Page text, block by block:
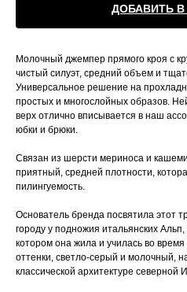
ДОБАВИТЬ В
Молочный джемпер прямого кроя с
чистый силуэт, средний объем и
Универсальное решение на
простых и многослойных образов.
верх отлично вписывается в наш
юбки и брюки.
Связан из шерсти мериноса и
приятный, средней плотности,
пилингуемость.
Основатель бренда посвятила этот
городу у подножия итальянских
котором она жила и училась во
оттенки, светло-серый и молочный,
классической архитектуре северной